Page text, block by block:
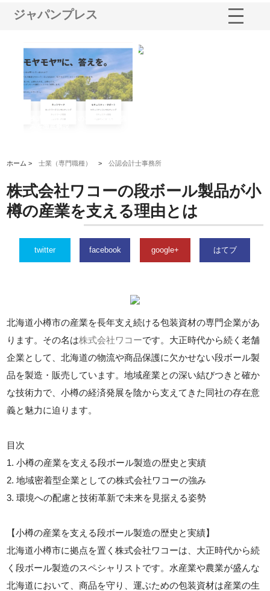
ジャパンプレス
株式会社ＣＳＡの事業内容と強
ホーム >士業（専門職種） >公認会計士事務所
株式会社ワコーの段ボール製品が小
樽の産業を支える理由とは
twitter facebook google+ はてブ
北海道小樽市の産業を長年支え続ける包装資材の専門企業があ
ります。その名は株式会社ワコーです。大正時代から続く老舗
企業として、北海道の物流や商品保護に欠かせない段ボール製
品を製造・販売しています。地域産業との深い結びつきと確か
な技術力で、小樽の経済発展を陰から支えてきた同社の存在意
義と魅力に迫ります。
目次
1. 小樽の産業を支える段ボール製造の歴史と実績
2. 地域密着型企業としての株式会社ワコーの強み
3. 環境への配慮と技術革新で未来を見据える姿勢
【小樽の産業を支える段ボール製造の歴史と実績】
北海道小樽市に拠点を置く株式会社ワコーは、大正時代から続
く段ボール製造のスペシャリストです。水産業や農業が盛んな
北海道において、商品を守り、運ぶための包装資材は産業の生